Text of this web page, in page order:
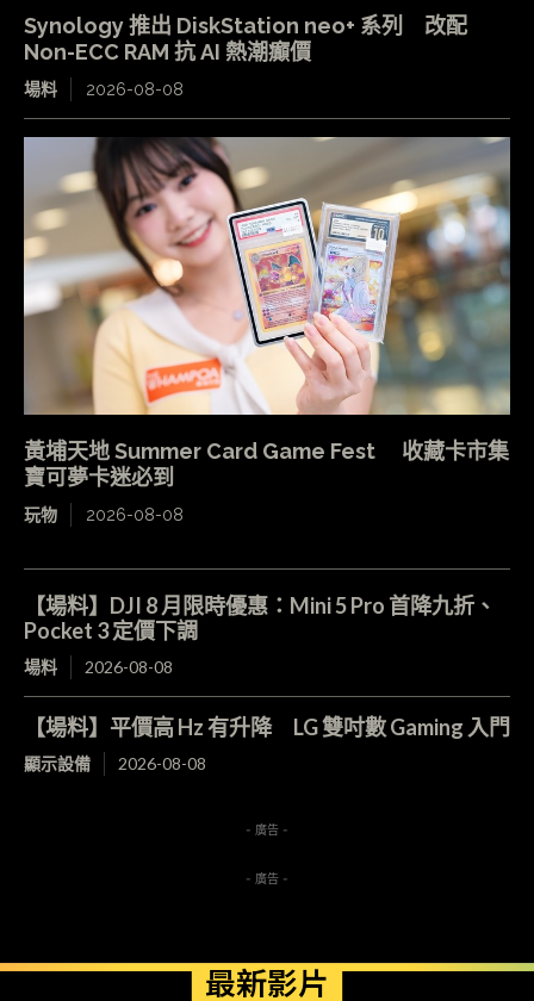
Synology 推出 DiskStation neo+ 系列 改配
Non-ECC RAM 抗 AI 熱潮癲價
場料 2026-08-08
黃埔天地 Summer Card Game Fest 收藏卡市集
寶可夢卡迷必到
玩物 2026-08-08
【場料】DJI 8 月限時優惠：Mini 5 Pro 首降九折、
Pocket 3 定價下調
場料 2026-08-08
【場料】平價高 Hz 有升降 LG 雙吋數 Gaming 入門
顯示設備 2026-08-08
- 廣告 -
- 廣告 -
最新影片